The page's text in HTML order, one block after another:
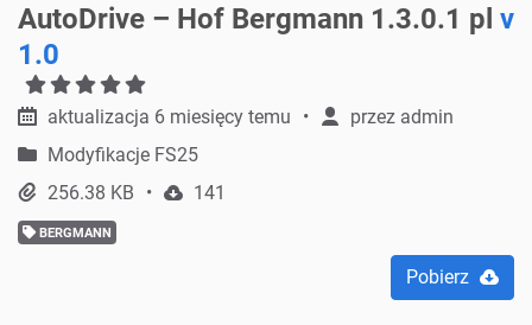
AutoDrive – Hof Bergmann 1.3.0.1 pl v
1.0
aktualizacja 6 miesięcy temu przez admin
Modyfikacje FS25
256.38 KB
141
BERGMANN
Pobierz